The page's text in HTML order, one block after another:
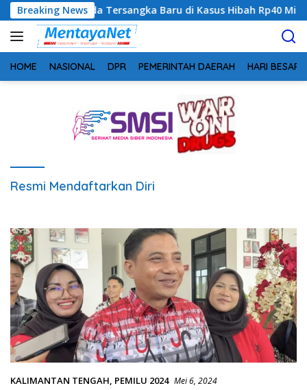
Langsung
ke
konten
Breaking News
Ada Tersangka Baru di Kasus Hibah Rp40 Miliar
HOME NASIONAL DPR PEMERINTAH DAERAH HARI BESAR
Resmi Mendaftarkan Diri
KALIMANTAN TENGAH, PEMILU 2024 Mei 6, 2024